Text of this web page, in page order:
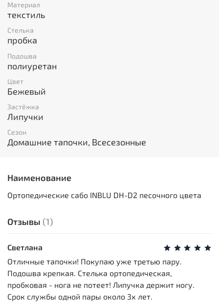
Материал
текстиль
Стелька
пробка
Подошва
полиуретан
Цвет
Бежевый
Застёжка
Липучки
Сезон
Домашние тапочки, Всесезонные
Наименование
Ортопедические сабо INBLU DH-D2 песочного цвета
Отзывы (1)
Светлана
Отличные тапочки! Покупаю уже третью пару.
Подошва крепкая. Стелька ортопедическая,
пробковая - нога не потеет! Липучка держит ногу.
Срок службы одной пары около 3х лет.